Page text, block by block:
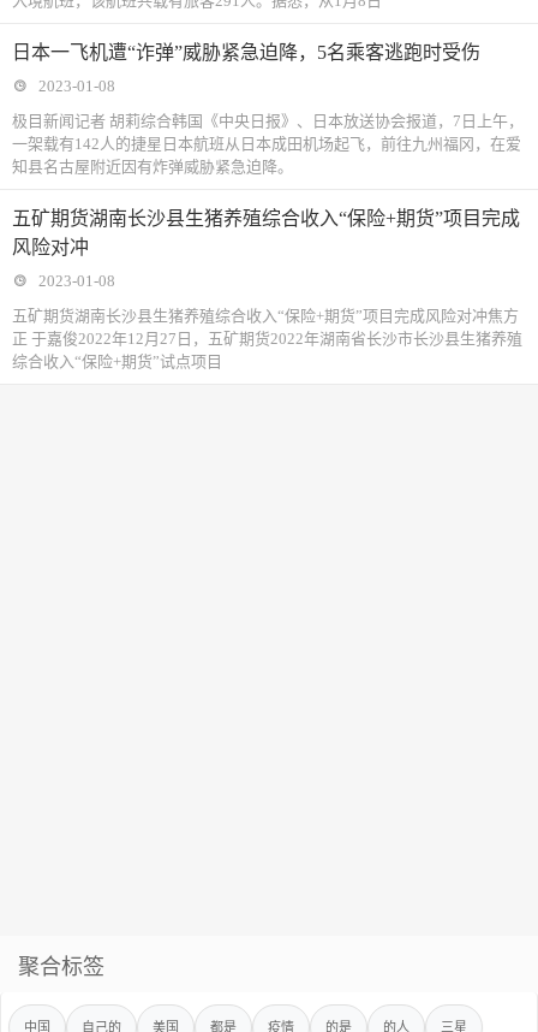
日本一飞机遭“诈弹”威胁紧急迫降，5名乘客逃跑时受伤
2023-01-08
极目新闻记者 胡莉综合韩国《中央日报》、日本放送协会报道，7日上午，
一架载有142人的捷星日本航班从日本成田机场起飞，前往九州福冈，在爱
知县名古屋附近因有炸弹威胁紧急迫降。
五矿期货湖南长沙县生猪养殖综合收入“保险+期货”项目完成
风险对冲
2023-01-08
五矿期货湖南长沙县生猪养殖综合收入“保险+期货”项目完成风险对冲焦方
正 于嘉俊2022年12月27日，五矿期货2022年湖南省长沙市长沙县生猪养殖
综合收入“保险+期货”试点项目
聚合标签
中国 自己的 美国 都是 疫情 的是 的人 三星